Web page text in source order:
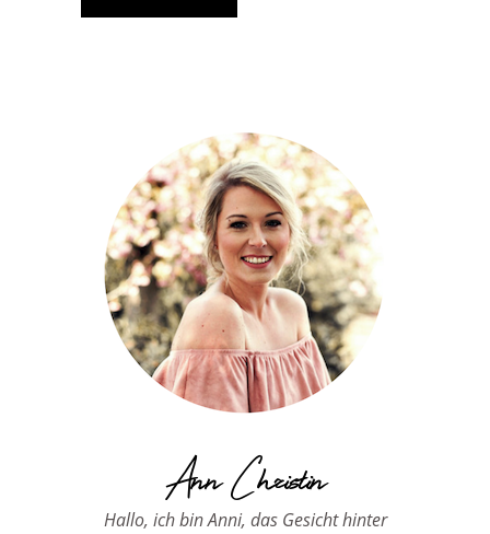
Ann Christin
Hallo, ich bin Anni, das Gesicht hinter